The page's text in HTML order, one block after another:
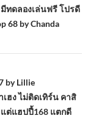
ทดลองเล่นฟรี โปรดี
68 by Chanda
by Lillie
ฮง ไม่ติดเทิร์น คาสิ
แต่แฮปปี้168 แตกดี